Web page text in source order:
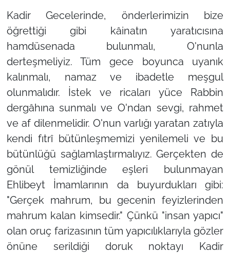
Kadir Gecelerinde, önderlerimizin bize
öğrettiği gibi kâinatın yaratıcısına
hamdüsenada bulunmalı, O'nunla
derteşmeliyiz. Tüm gece boyunca uyanık
kalınmalı, namaz ve ibadetle meşgul
olunmalıdır. İstek ve ricaları yüce Rabbin
dergâhına sunmalı ve O'ndan sevgi, rahmet
ve af dilenmelidir. O'nun varlığı yaratan zatıyla
kendi fıtrî bütünleşmemizi yenilemeli ve bu
bütünlüğü sağlamlaştırmalıyız. Gerçekten de
gönül temizliğinde eşleri bulunmayan
Ehlibeyt İmamlarının da buyurdukları gibi:
"Gerçek mahrum, bu gecenin feyizlerinden
mahrum kalan kimsedir." Çünkü "insan yapıcı"
olan oruç farizasının tüm yapıcılıklarıyla gözler
önüne serildiği doruk noktayı Kadir